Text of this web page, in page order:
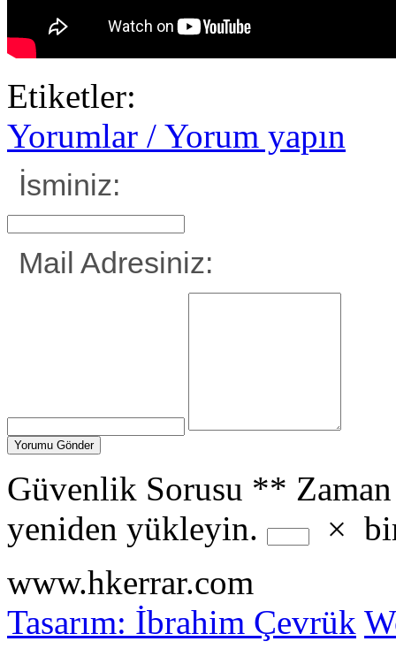
Etiketler:
Yorumlar / Yorum yapın
İsminiz:
Mail Adresiniz:
Güvenlik Sorusu **
yeniden yükleyin.
×
www.hkerrar.com
Tasarım: İbrahim Çevrük